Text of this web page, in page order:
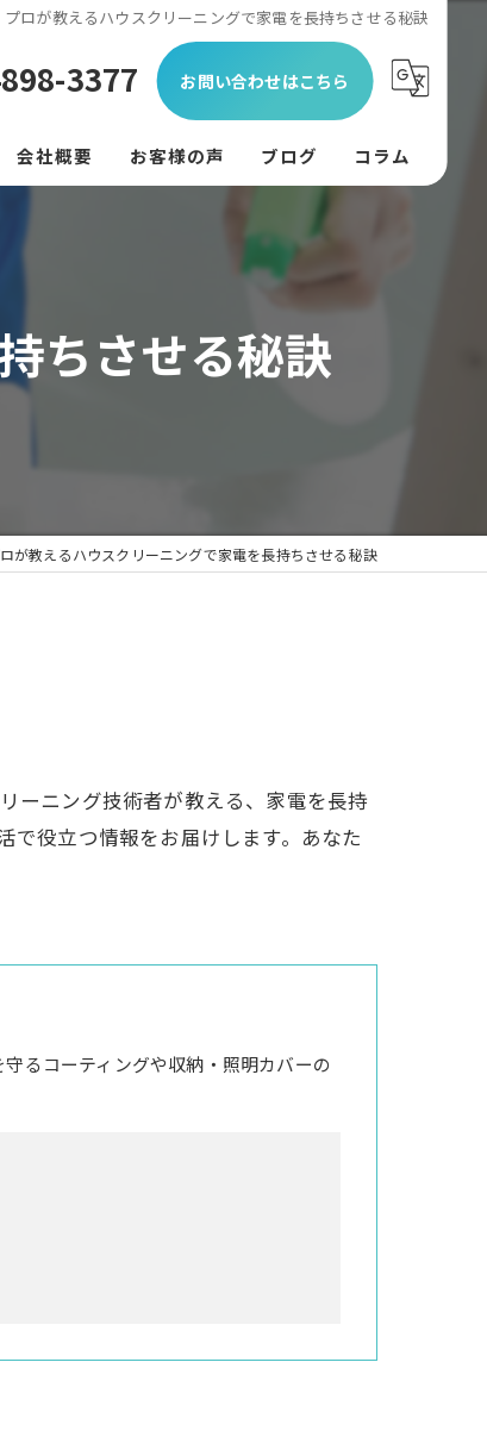
プロが教えるハウスクリーニングで家電を長持ちさせる秘訣
3377 お問い合わせはこちら
会社概要 お客様の声 ブログ コラム
ちさせる秘訣
が教えるハウスクリーニングで家電を長持ちさせる秘訣
ーニング技術者が教える、家電を長持
で役立つ情報をお届けします。あなた
るコーティングや収納・照明カバーの